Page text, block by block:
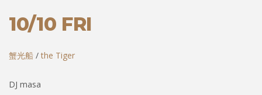
10/10 FRI
蟹光船 /the Tiger
DJ masa